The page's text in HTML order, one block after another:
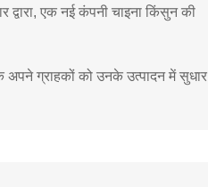
एक नई कंपनी चाइना किंसुन की
अपने ग्राहकों को उनके उत्पादन में सुधार